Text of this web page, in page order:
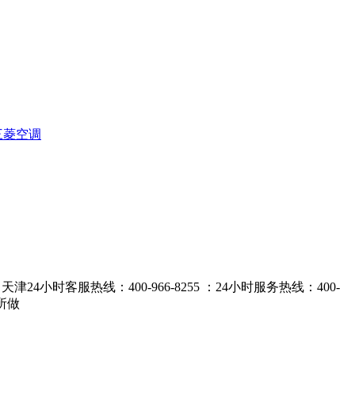
菱空调
24小时客服热线：400-966-8255 ：24小时服务热线：400-
做